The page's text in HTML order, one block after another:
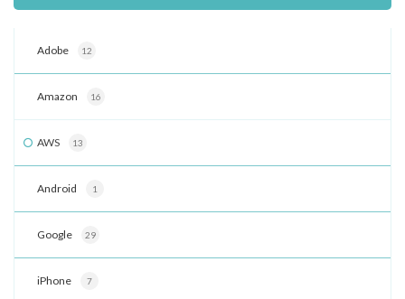
Adobe 12
Amazon 16
AWS 13
Android 1
Google 29
iPhone 7